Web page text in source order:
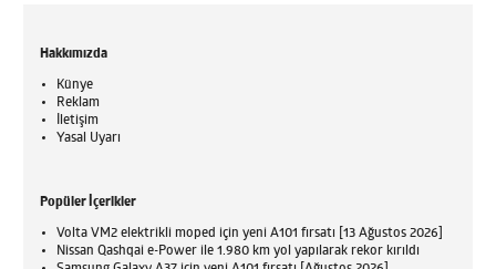
Hakkımızda
Künye
Reklam
İletişim
Yasal Uyarı
Popüler İçerikler
Volta VM2 elektrikli moped için yeni A101 fırsatı [13 Ağustos 2026]
Nissan Qashqai e-Power ile 1.980 km yol yapılarak rekor kırıldı